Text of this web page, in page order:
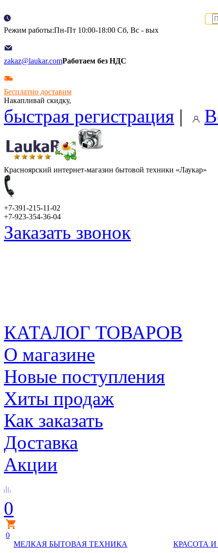
Режим работы:Пн-Пт 10:00-18:00 Сб, Вс - вых
zakaz@laukar.comРаботаем без НДС
Бесплатно доставим
Накапливай скидку,
быстрая регистрация |
Красноярский интернет-магазин бытовой техники «Лаукар»
+7-391-215-11-02
+7-923-354-36-04
Заказать звонок
КАТАЛОГ ТОВАРОВ
О магазине
Новые поступления
Хиты продаж
Как заказать
Доставка
Акции
0
0
МЕЛКАЯ БЫТОВАЯ ТЕХНИКА
КРАСОТА И